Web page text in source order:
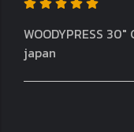
WOODY​PRESS​
japan